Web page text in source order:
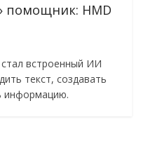
помощник: HMD
встроенный ИИ
текст, создавать
информацию.